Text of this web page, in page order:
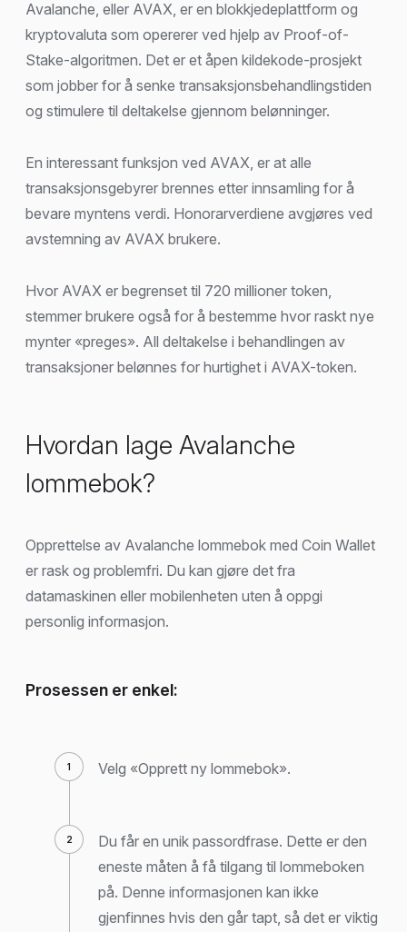
Avalanche, eller AVAX, er en blokkjedeplattform og
kryptovaluta som opererer ved hjelp av Proof-of-
Stake-algoritmen. Det er et åpen kildekode-prosjekt
som jobber for å senke transaksjonsbehandlingstiden
og stimulere til deltakelse gjennom belønninger.
En interessant funksjon ved AVAX, er at alle
transaksjonsgebyrer brennes etter innsamling for å
bevare myntens verdi. Honorarverdiene avgjøres ved
avstemning av AVAX brukere.
Hvor AVAX er begrenset til 720 millioner token,
stemmer brukere også for å bestemme hvor raskt nye
mynter «preges». All deltakelse i behandlingen av
transaksjoner belønnes for hurtighet i AVAX-token.
Hvordan lage Avalanche
lommebok?
Opprettelse av Avalanche lommebok med Coin Wallet
er rask og problemfri. Du kan gjøre det fra
datamaskinen eller mobilenheten uten å oppgi
personlig informasjon.
Prosessen er enkel:
Velg «Opprett ny lommebok».
Du får en unik passordfrase. Dette er den
eneste måten å få tilgang til lommeboken
på. Denne informasjonen kan ikke
gjenfinnes hvis den går tapt, så det er viktig